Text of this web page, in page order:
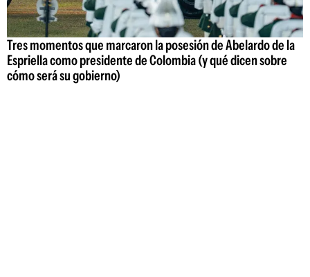
Tres momentos que marcaron la posesión de Abelardo de la
Espriella como presidente de Colombia (y qué dicen sobre
cómo será su gobierno)